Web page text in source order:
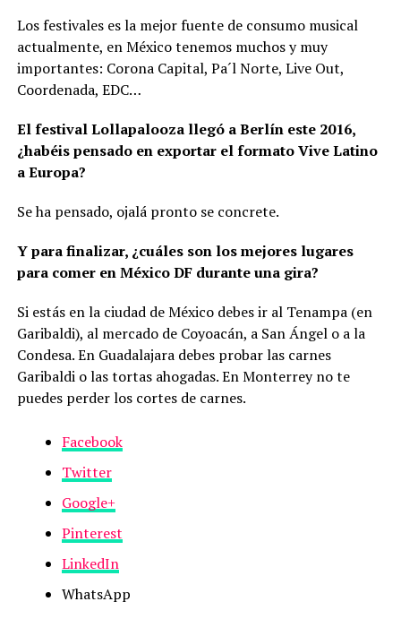
Los festivales es la mejor fuente de consumo musical
actualmente, en México tenemos muchos y muy
importantes: Corona Capital, Pa´l Norte, Live Out,
Coordenada, EDC…
El festival Lollapalooza llegó a Berlín este 2016,
¿habéis pensado en exportar el formato Vive Latino
a Europa?
Se ha pensado, ojalá pronto se concrete.
Y para finalizar, ¿cuáles son los mejores lugares
para comer en México DF durante una gira?
Si estás en la ciudad de México debes ir al Tenampa (en
Garibaldi), al mercado de Coyoacán, a San Ángel o a la
Condesa. En Guadalajara debes probar las carnes
Garibaldi o las tortas ahogadas. En Monterrey no te
puedes perder los cortes de carnes.
Facebook
Twitter
Google+
Pinterest
LinkedIn
WhatsApp